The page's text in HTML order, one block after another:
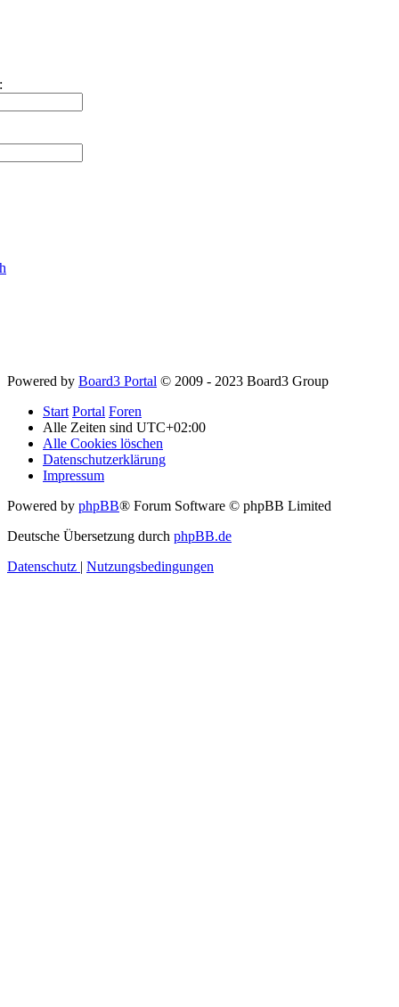
Powered by Board3 Portal © 2009 - 2023 Board3 Group
Start Portal Foren
Alle Zeiten sind UTC+02:00
Alle Cookies löschen
Datenschutzerklärung
Impressum
Powered by phpBB® Forum Software © phpBB Limited
Deutsche Übersetzung durch phpBB.de
Datenschutz | Nutzungsbedingungen